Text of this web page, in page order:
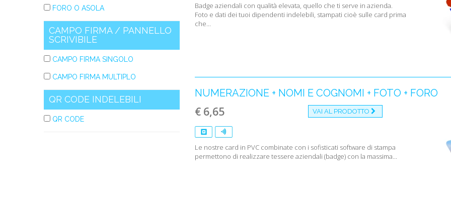
FORO O ASOLA
CAMPO FIRMA / PANNELLO
SCRIVIBILE
CAMPO FIRMA SINGOLO
CAMPO FIRMA MULTIPLO
QR CODE INDELEBILI
QR CODE
Se hai
Badge aziendali con qualità elevata, quello che ti serve in azienda.
Foto e dati dei tuoi dipendenti indelebili, stampati cioè sulle card prima
che...
NUMERAZIONE + NOMI E COGNOMI + FOTO + FORO
€ 6,65 VAI AL PRODOTTO
Le nostre card in PVC combinate con i sofisticati software di stampa
permettono di realizzare tessere aziendali (badge) con la massima...